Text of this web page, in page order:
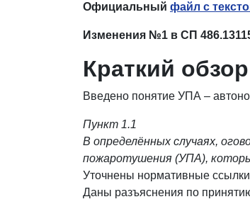
Официальный файл с
Изменения №1 в СП
Краткий
Введено понятие УПА –
Пункт 1.1
В определённых случаях,
пожаротушения (УПА),
Уточнены нормативные
Даны разъяснения по